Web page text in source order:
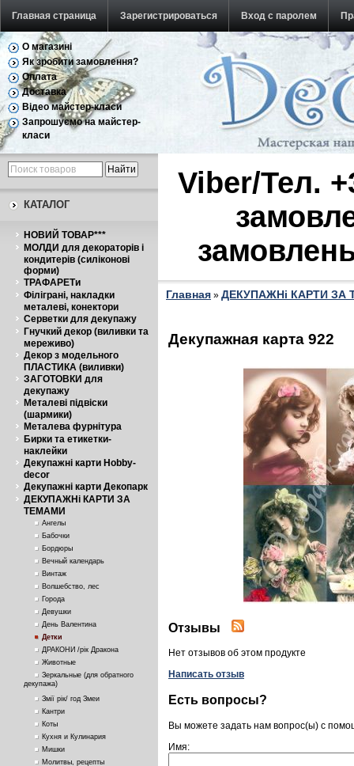
Главная страница Зарегистрироваться Вход с паролем
Обратная связь
О магазині
Як зробити замовлення?
Оплата
Доставка
Відео майстер-класи
Запрошуємо на майстер-
класи
КАТАЛОГ
НОВИЙ ТОВАР***
МОЛДИ для декораторів і
кондитерів (силіконові
форми)
ТРАФАРЕТи
Філіграні, накладки
металеві, конектори
Серветки для декупажу
Гнучкий декор (виливки та
мереживо)
Декор з модельного
ПЛАСТИКА (виливки)
ЗАГОТОВКИ для
декупажу
Металеві підвіски
(шармики)
Металева фурнітура
Бирки та етикетки-
наклейки
Декупажні карти Hobby-
decor
Декупажні карти Декопарк
ДЕКУПАЖНі КАРТИ ЗА
ТЕМАМИ
Ангелы
Бабочки
Бордюры
Вечный календарь
Винтаж
Волшебство, лес
Города
Девушки
День Валентина
Детки
ДРАКОНИ /рік Дракона
Животные
Зеркальные (для обратного
декупажа)
Змії рік/ год Змеи
Кантри
Коты
Кухня и Кулинария
Мишки
Молитвы, рецепты
Viber/Тел.
Главная » ДЕКУПАЖНі КАРТИ ЗА
Декупажная карта 922
Отзывы
Нет отзывов об этом продукте
Написать отзыв
Есть вопросы?
Вы можете задать нам вопрос(ы) с
Имя: